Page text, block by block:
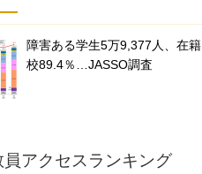
障害ある学生5万9,377人、在籍
校89.4％…JASSO調査
員アクセスランキング